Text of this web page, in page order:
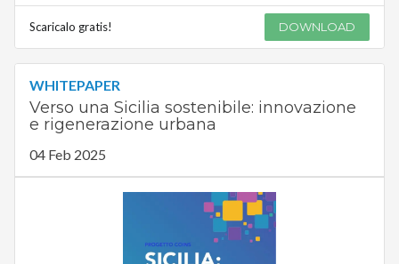
Scaricalo gratis! DOWNLOAD
WHITEPAPER
Verso una Sicilia sostenibile: innovazione
e rigenerazione urbana
04 Feb 2025